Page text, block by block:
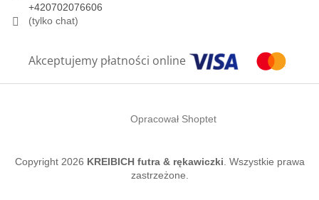
+420702076606
(tylko chat)
Akceptujemy płatności online
Opracował Shoptet
Copyright 2026 KREIBICH futra & rękawiczki . Wszystkie prawa
zastrzeżone.